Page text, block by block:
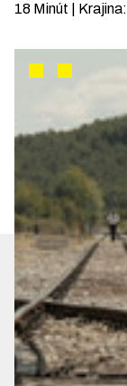
18 Minút Krajina: